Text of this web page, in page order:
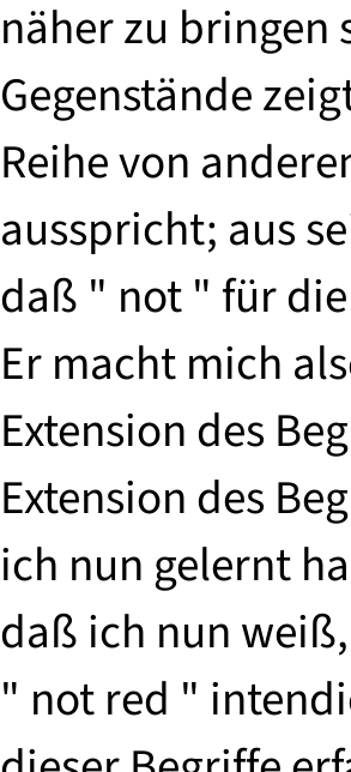
näher zu bringen
Gegenstände
Reihe von
ausspricht; aus
daß " not " für
Er macht mich
Extension des
Extension des
ich nun gelernt
daß ich nun
" not red "